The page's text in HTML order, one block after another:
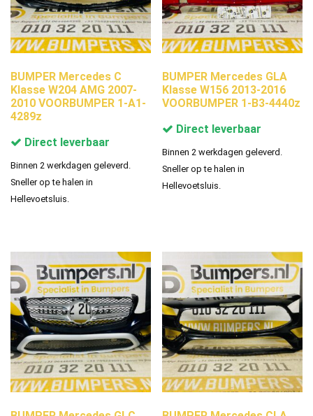
BUMPER Mercedes C
Klasse W204 AMG 2007-
2010 VOORBUMPER 1-A1-
4289z
Direct leverbaar
Binnen 2 werkdagen geleverd.
Sneller op te halen in
Hellevoetsluis.
BUMPER Mercedes GLA
Klasse W156 2013-2016
VOORBUMPER 1-B3-4440z
Direct leverbaar
Binnen 2 werkdagen geleverd.
Sneller op te halen in
Hellevoetsluis.